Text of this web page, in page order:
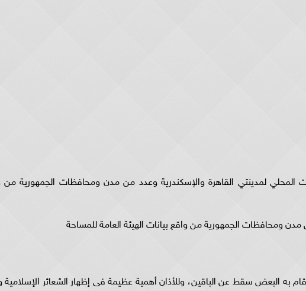
المحلي لمدينتي القاهرة والإسكندرية وعدد من مدن ومحافظات الجمهورية من
ومحافظات الجمهورية من واقع بيانات الهيئة العامة للمساحة
به البعض سقط عن الباقين، وللأذان أهمية عظيمة فى إظهار الشعائر